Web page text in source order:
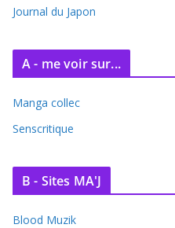
e
Journal du Japon
A - me voir sur...
Manga collec
Senscritique
B - Sites MA'J
Blood Muzik